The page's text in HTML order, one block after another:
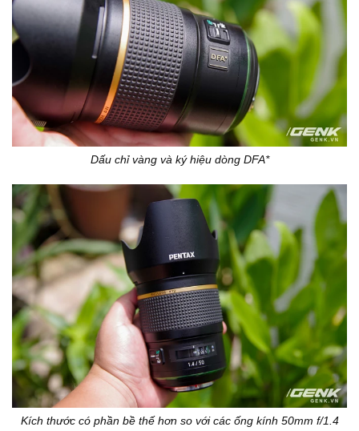
Dấu chỉ vàng và ký hiệu dòng DFA*
Kích thước có phần bề thế hơn so với các ống kính 50mm f/1.4